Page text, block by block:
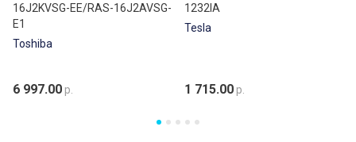
16J2KVSG-EE/RAS-16J2AVSG-
E1
Toshiba
6 997.00 р.
1232IA
Tesla
1 715.00 р.